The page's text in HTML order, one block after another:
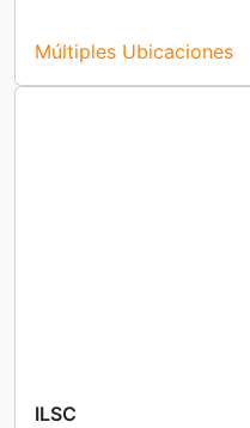
Múltiples Ubicaciones
ILSC